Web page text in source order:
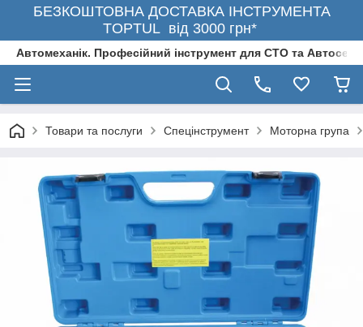
БЕЗКОШТОВНА ДОСТАВКА ІНСТРУМЕНТА
TOPTUL від 3000 грн*
Автомеханік. Професійний інструмент для СТО та
Товари та послуги Спецінструмент Моторна група